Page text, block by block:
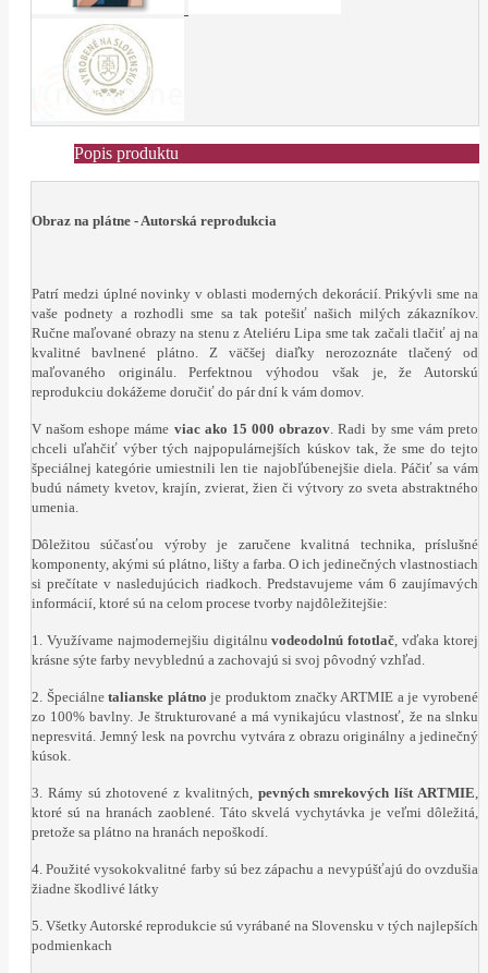
Popis produktu
Obraz na plátne - Autorská reprodukcia
Patrí medzi úplné novinky v oblasti moderných dekorácií. Prikývli sme na
vaše podnety a rozhodli sme sa tak potešiť našich milých zákazníkov.
Ručne maľované obrazy na stenu z Ateliéru Lipa sme tak začali tlačiť aj na
kvalitné bavlnené plátno. Z väčšej diaľky nerozoznáte tlačený od
maľovaného originálu. Perfektnou výhodou však je, že Autorskú
reprodukciu dokážeme doručiť do pár dní k vám domov.
V našom eshope máme viac ako 15 000 obrazov. Radi by sme vám preto
chceli uľahčiť výber tých najpopulárnejších kúskov tak, že sme do tejto
špeciálnej kategórie umiestnili len tie najobľúbenejšie diela. Páčiť sa vám
budú námety kvetov, krajín, zvierat, žien či výtvory zo sveta abstraktného
umenia.
Dôležitou súčasťou výroby je zaručene kvalitná technika, príslušné
komponenty, akými sú plátno, lišty a farba. O ich jedinečných vlastnostiach
si prečítate v nasledujúcich riadkoch. Predstavujeme vám 6 zaujímavých
informácií, ktoré sú na celom procese tvorby najdôležitejšie:
1. Využívame najmodernejšiu digitálnuvodeodolnú fototlač, vďaka ktorej
krásne sýte farby nevyblednú a zachovajú si svoj pôvodný vzhľad.
2. Špeciálnetalianske plátno je produktom značky ARTMIE a je vyrobené
zo 100% bavlny. Je štrukturované a má vynikajúcu vlastnosť, že na slnku
nepresvitá. Jemný lesk na povrchu vytvára z obrazu originálny a jedinečný
kúsok.
3. Rámy sú zhotovené z kvalitných, pevných smrekových líšt ARTMIE,
ktoré sú na hranách zaoblené. Táto skvelá vychytávka je veľmi dôležitá,
pretože sa plátno na hranách nepoškodí.
4. Použité vysokokvalitné farby sú bez zápachu a nevypúšťajú do ovzdušia
žiadne škodlivé látky
5. Všetky Autorské reprodukcie sú vyrábané na Slovensku v tých najlepších
podmienkach